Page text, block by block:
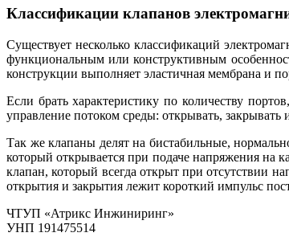
Классификации клапанов
Существует несколько классификаций
функциональным или конструктивным
конструкции выполняет эластичная мембрана и
Если брать характеристику по количеству
управление потоком среды: открывать, закрывать
Так же клапаны делят на бистабильные,
который открывается при подаче напряжения на
клапан, который всегда открыт при отсутствии
открытия и закрытия лежит короткий импульс
ЧТУП «Атрикс Инжиниринг»
УНП 191475514